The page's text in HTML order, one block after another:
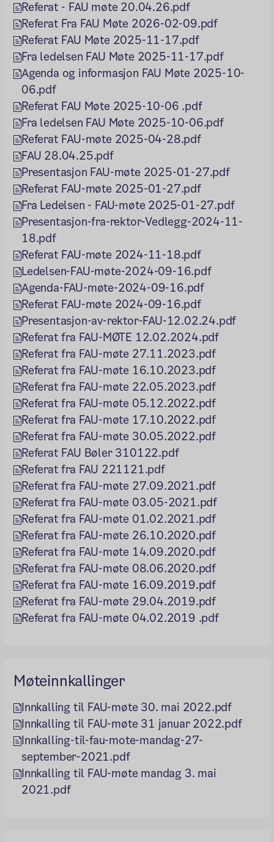
Referat - FAU møte 20.04.26.pdf
Referat Fra FAU Møte 2026-02-09.pdf
Referat FAU Møte 2025-11-17.pdf
Fra ledelsen FAU Møte 2025-11-17.pdf
Agenda og informasjon FAU Møte 2025-10-
06.pdf
Referat FAU Møte 2025-10-06 .pdf
Fra ledelsen FAU Møte 2025-10-06.pdf
Referat FAU-møte 2025-04-28.pdf
FAU 28.04.25.pdf
Presentasjon FAU-møte 2025-01-27.pdf
Referat FAU-møte 2025-01-27.pdf
Fra Ledelsen - FAU-møte 2025-01-27.pdf
Presentasjon-fra-rektor-Vedlegg-2024-11-
18.pdf
Referat FAU-møte 2024-11-18.pdf
Ledelsen-FAU-møte-2024-09-16.pdf
Agenda-FAU-møte-2024-09-16.pdf
Referat FAU-møte 2024-09-16.pdf
Presentasjon-av-rektor-FAU-12.02.24.pdf
Referat fra FAU-MØTE 12.02.2024.pdf
Referat fra FAU-møte 27.11.2023.pdf
Referat fra FAU-møte 16.10.2023.pdf
Referat fra FAU-møte 22.05.2023.pdf
Referat fra FAU-møte 05.12.2022.pdf
Referat fra FAU-møte 17.10.2022.pdf
Referat fra FAU-møte 30.05.2022.pdf
Referat FAU Bøler 310122.pdf
Referat fra FAU 221121.pdf
Referat fra FAU-møte 27.09.2021.pdf
Referat fra FAU-møte 03.05-2021.pdf
Referat fra FAU-møte 01.02.2021.pdf
Referat fra FAU-møte 26.10.2020.pdf
Referat fra FAU-møte 14.09.2020.pdf
Referat fra FAU-møte 08.06.2020.pdf
Referat fra FAU-møte 16.09.2019.pdf
Referat fra FAU-møte 29.04.2019.pdf
Referat fra FAU-møte 04.02.2019 .pdf
Møteinnkallinger
Innkalling til FAU-møte 30. mai 2022.pdf
Innkalling til FAU-møte 31 januar 2022.pdf
Innkalling-til-fau-mote-mandag-27-
september-2021.pdf
Innkalling til FAU-møte mandag 3. mai
2021.pdf